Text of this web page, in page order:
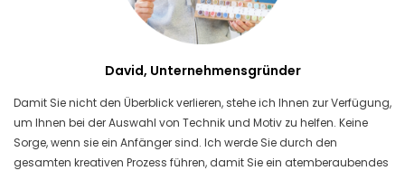
David, Unternehmensgründer
Damit Sie nicht den Überblick verlieren, stehe ich Ihnen zur Verfügung,
um Ihnen bei der Auswahl von Technik und Motiv zu helfen. Keine
Sorge, wenn sie ein Anfänger sind. Ich werde Sie durch den
gesamten kreativen Prozess führen, damit Sie ein atemberaubendes